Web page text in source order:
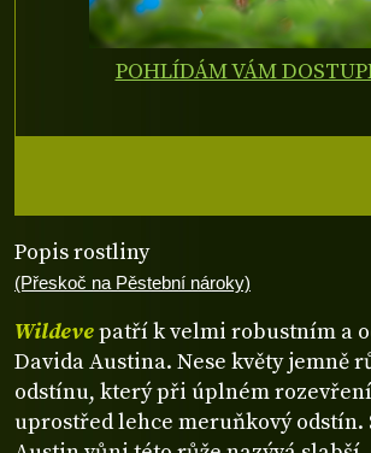
Popis rostliny
(Přeskoč na Pěstební nároky)
Wildevepatří k velmi robustním a
Davida Austina. Nese květy jemně
odstínu, který při úplném
uprostřed lehce meruňkový odstín.
POHLÍDÁM VÁM